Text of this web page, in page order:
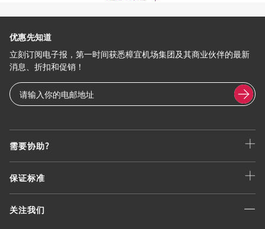
需要协助?
保证标准
关注我们
优惠先知道
立刻订阅电子报，第一时间获悉樟宜机场集团及其商业伙伴的最新
消息、折扣和促销！